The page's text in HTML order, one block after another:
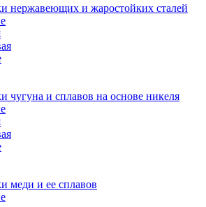
нержавеющих и жаростойких сталей
чугуна и сплавов на основе никеля
меди и ее сплавов